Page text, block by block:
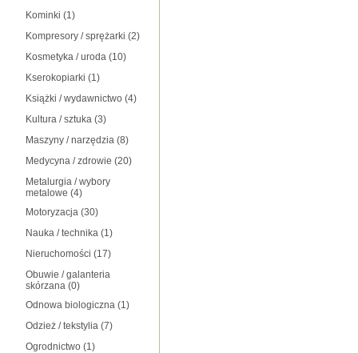
Kominki (1)
Kompresory / sprężarki (2)
Kosmetyka / uroda (10)
Kserokopiarki (1)
Książki / wydawnictwo (4)
Kultura / sztuka (3)
Maszyny / narzędzia (8)
Medycyna / zdrowie (20)
Metalurgia / wybory
metalowe (4)
Motoryzacja (30)
Nauka / technika (1)
Nieruchomości (17)
Obuwie / galanteria
skórzana (0)
Odnowa biologiczna (1)
Odzież / tekstylia (7)
Ogrodnictwo (1)